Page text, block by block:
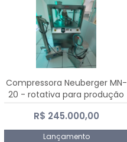
Compressora Neuberger MN-
20 - rotativa para produção
de comprimidos
R$ 245.000,00
Lançamento